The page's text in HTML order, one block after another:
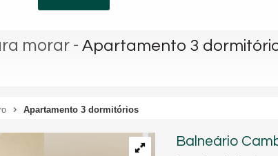
morar - Apartamento 3
Apartamento 3 dormitórios
Balneário